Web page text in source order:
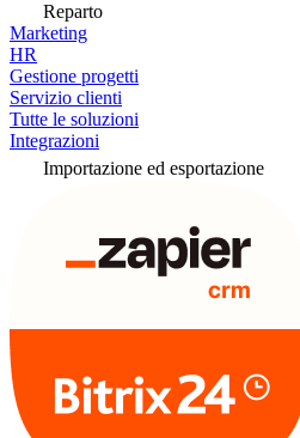
Reparto
Marketing
HR
Gestione progetti
Servizio clienti
Tutte le soluzioni
Integrazioni
Importazione ed esportazione